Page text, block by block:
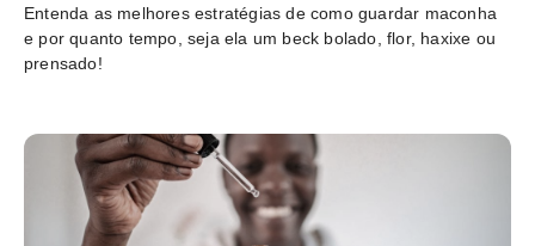
Entenda as melhores estratégias de como guardar maconha
e por quanto tempo, seja ela um beck bolado, flor, haxixe ou
prensado!